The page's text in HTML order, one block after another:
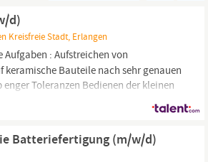
d)
Kreisfreie Stadt, Erlangen
Aufgaben : Aufstreichen von
Bauteile nach sehr genauen
Toleranzen Bedienen der kleinen
erste Qualitätsprüfung Ihre
zur Zahntechniker in,
Nageldesignerin,
Ausbildung Feinmotorische
Batteriefertigung (m/w/d)